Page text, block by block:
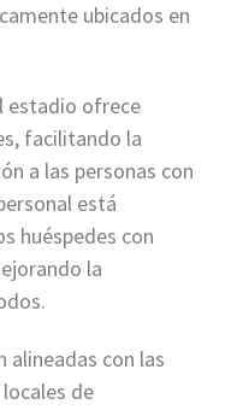
ubicados en
estadio ofrece
facilitando la
a las personas con
está
huéspedes con
la
alineadas con las
de